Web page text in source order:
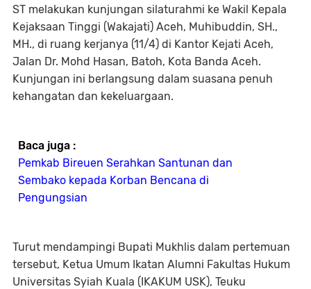
ST melakukan kunjungan silaturahmi ke Wakil Kepala
Kejaksaan Tinggi (Wakajati) Aceh, Muhibuddin, SH.,
MH., di ruang kerjanya (11/4) di Kantor Kejati Aceh,
Jalan Dr. Mohd Hasan, Batoh, Kota Banda Aceh.
Kunjungan ini berlangsung dalam suasana penuh
kehangatan dan kekeluargaan.
Baca juga :
Pemkab Bireuen Serahkan Santunan dan
Sembako kepada Korban Bencana di
Pengungsian
Turut mendampingi Bupati Mukhlis dalam pertemuan
tersebut, Ketua Umum Ikatan Alumni Fakultas Hukum
Universitas Syiah Kuala (IKAKUM USK), Teuku